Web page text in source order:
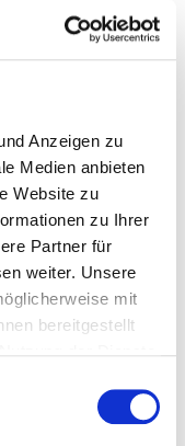
Anzeigen zu
Medien anbieten
Website zu
zu Ihrer
Partner für
weiter. Unsere
mit
bereitgestellt
oder
Energiesysteme.
und
Gleichzeitig
Innovationen
die sich
beschäftigen,
Energiekosten,
und
sich nutzen